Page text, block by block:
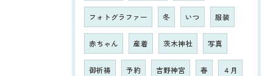
フォトグラファー 冬 いつ 服装
赤ちゃん 産着 茨木神社 写真
御祈祷 予約 吉野神宮 春 ４月